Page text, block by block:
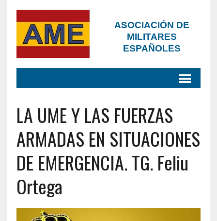
ASOCIACIÓN DE
MILITARES
ESPAÑOLES
LA UME Y LAS FUERZAS
ARMADAS EN SITUACIONES
DE EMERGENCIA. TG. Feliu
Ortega